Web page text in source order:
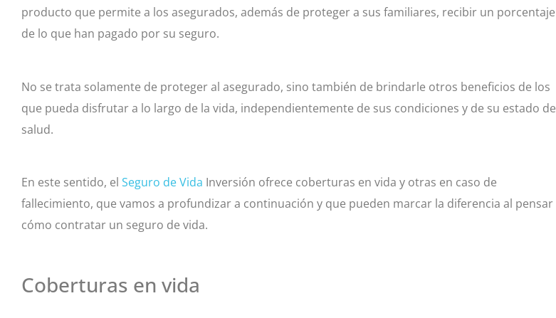
producto que permite a los asegurados, además de proteger a sus familiares, recibir un porcentaje
de lo que han pagado por su seguro.
No se trata solamente de proteger al asegurado, sino también de brindarle otros beneficios de los
que pueda disfrutar a lo largo de la vida, independientemente de sus condiciones y de su estado de
salud.
En este sentido, el Seguro de Vida Inversión ofrece coberturas en vida y otras en caso de
fallecimiento, que vamos a profundizar a continuación y que pueden marcar la diferencia al pensar
cómo contratar un seguro de vida.
Coberturas en vida